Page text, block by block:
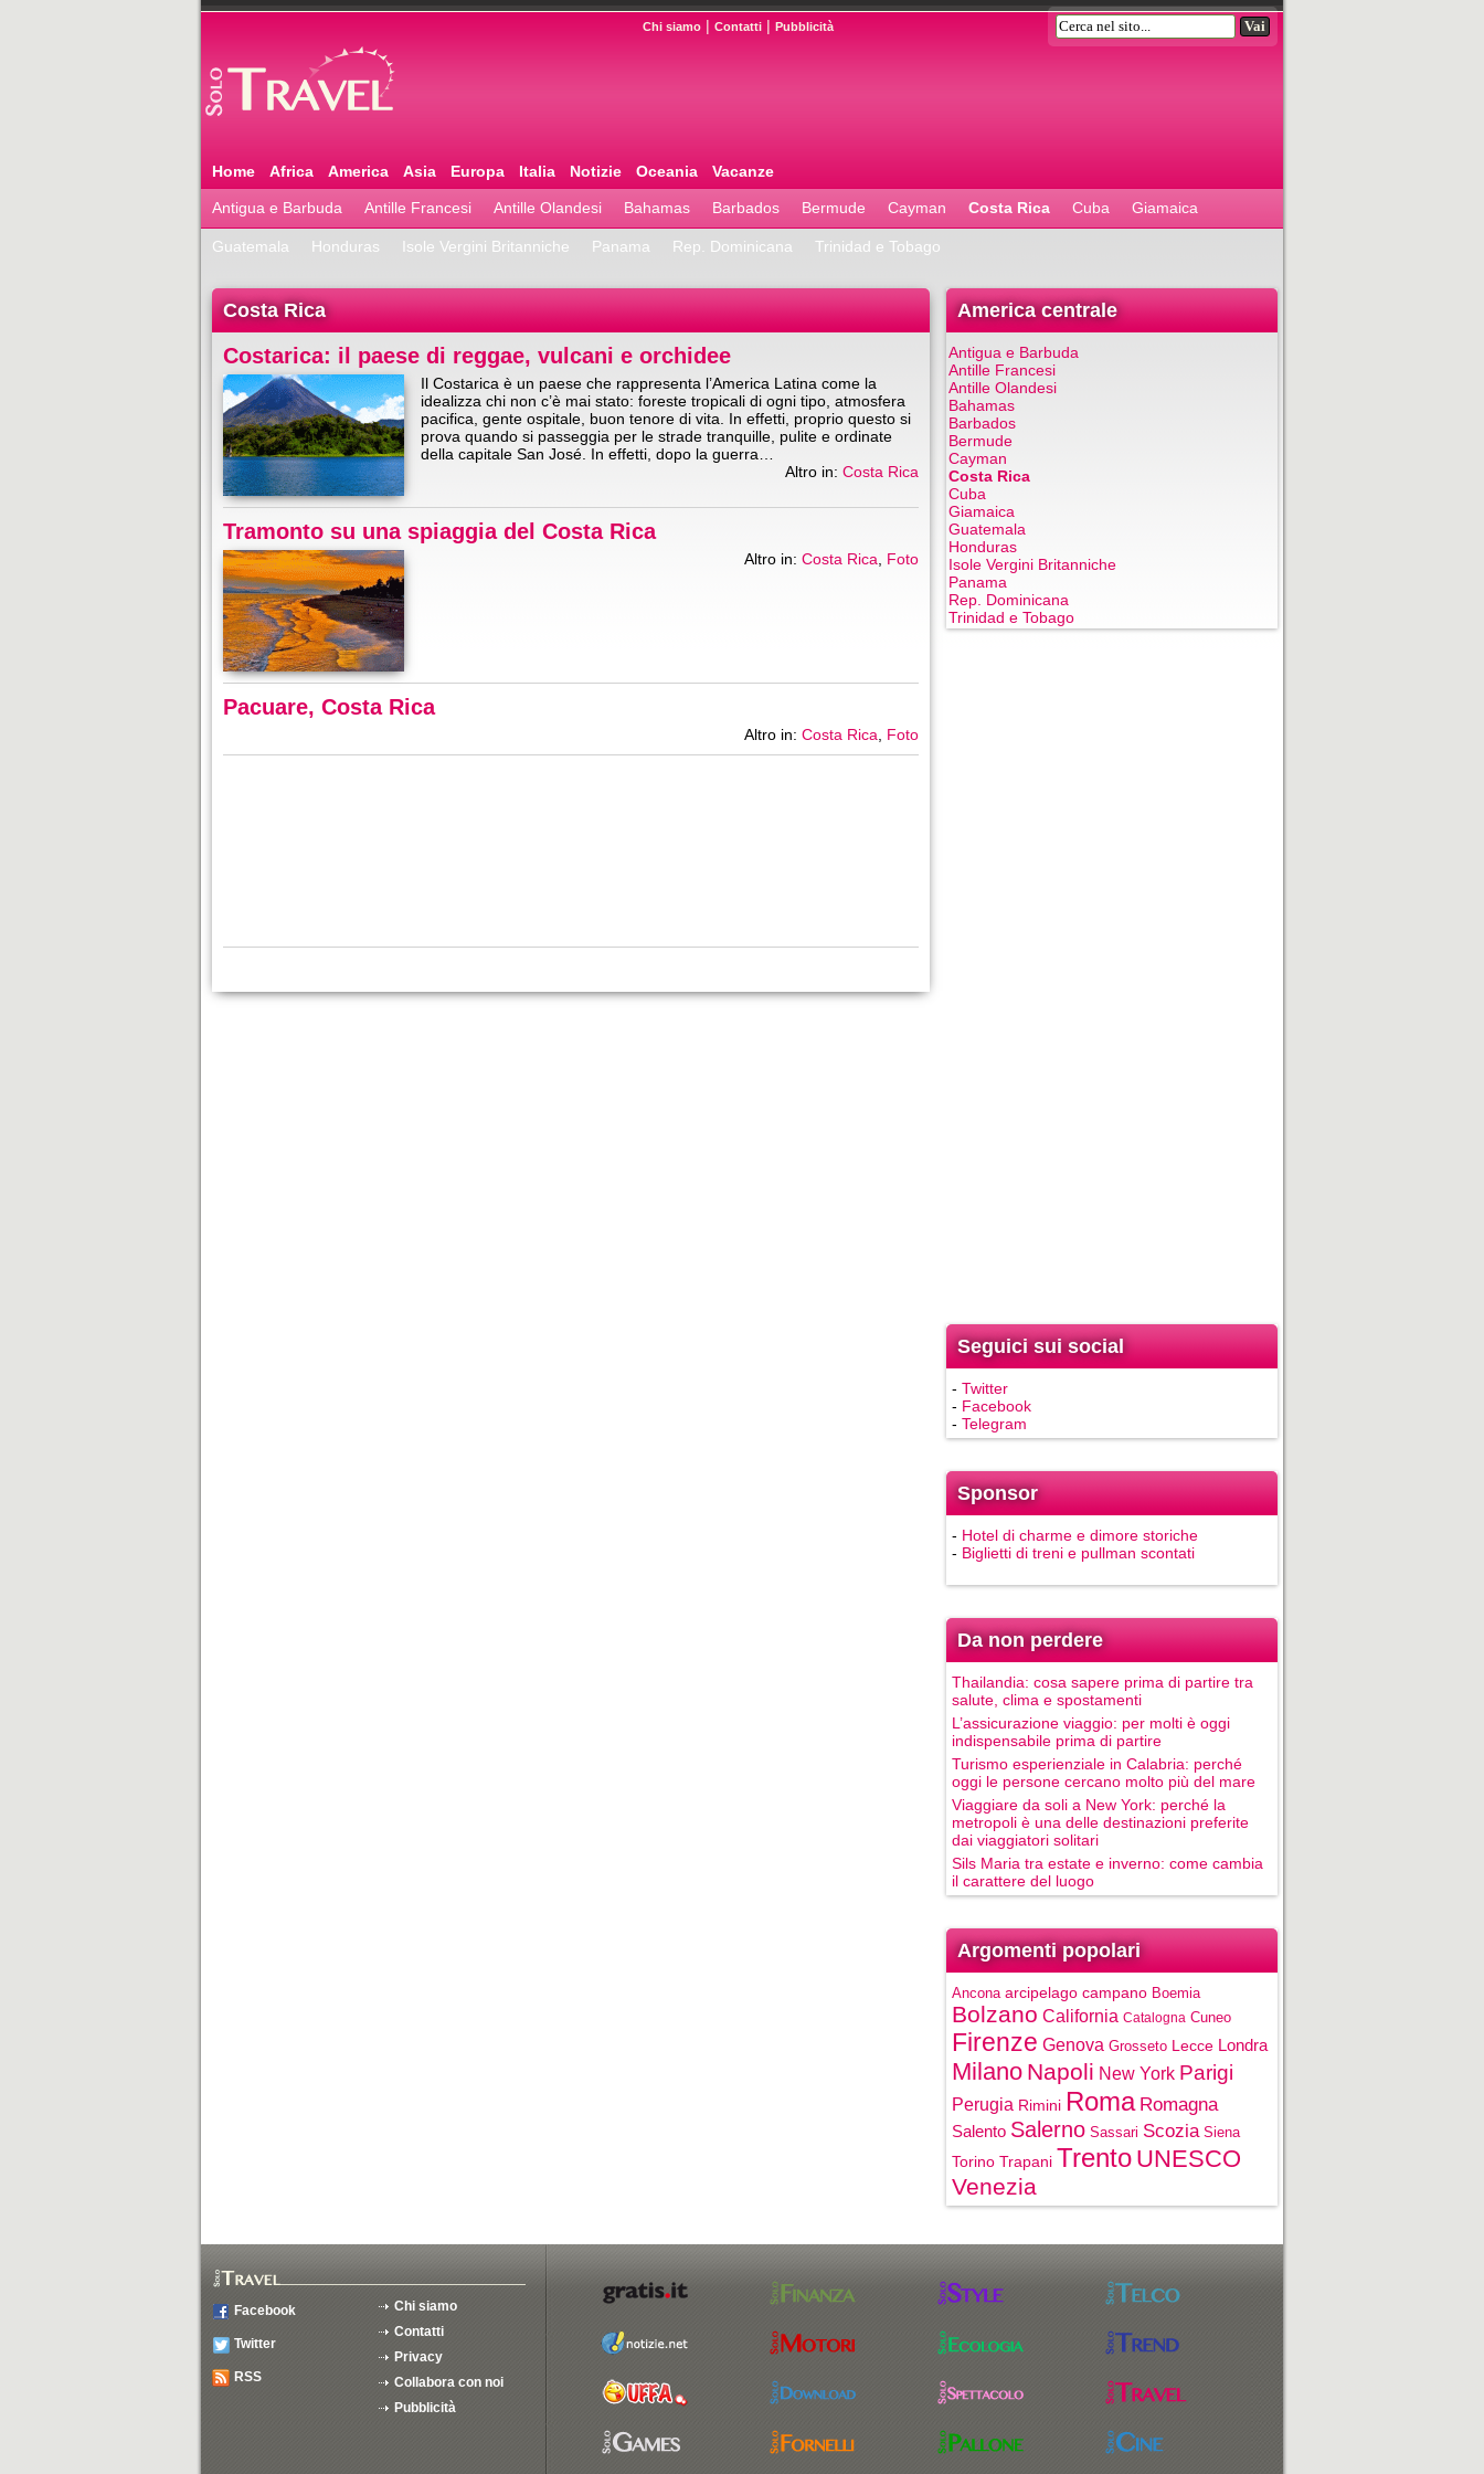
Chi siamo | Contatti | Pubblicità
Home Africa America Asia Europa Italia Notizie Oceania Vacanze
Antigua e Barbuda Antille Francesi Antille Olandesi Bahamas Barbados Bermude Cayman Costa Rica Cuba Giamaica
Guatemala Honduras Isole Vergini Britanniche Panama Rep. Dominicana Trinidad e Tobago
Costa Rica
Costarica: il paese di reggae, vulcani e orchidee
Il Costarica è un paese che rappresenta l’America Latina come la
idealizza chi non c’è mai stato: foreste tropicali di ogni tipo, atmosfera
pacifica, gente ospitale, buon tenore di vita. In effetti, proprio questo si
prova quando si passeggia per le strade tranquille, pulite e ordinate
della capitale San José. In effetti, dopo la guerra…
Altro in: Costa Rica
Tramonto su una spiaggia del Costa Rica
Altro in: Costa Rica Foto
Pacuare, Costa Rica
Altro in: Costa Rica Foto
America centrale
Antigua e Barbuda
Antille Francesi
Antille Olandesi
Bahamas
Barbados
Bermude
Cayman
Costa Rica
Cuba
Giamaica
Guatemala
Honduras
Isole Vergini Britanniche
Panama
Rep. Dominicana
Trinidad e Tobago
Seguici sui social
- Twitter
- Facebook
- Telegram
Sponsor
- Hotel di charme e dimore storiche
- Biglietti di treni e pullman scontati
Da non perdere
Thailandia: cosa sapere prima di partire tra
salute, clima e spostamenti
L’assicurazione viaggio: per molti è oggi
indispensabile prima di partire
Turismo esperienziale in Calabria: perché
oggi le persone cercano molto più del mare
Viaggiare da soli a New York: perché la
metropoli è una delle destinazioni preferite
dai viaggiatori solitari
Sils Maria tra estate e inverno: come cambia
il carattere del luogo
Argomenti popolari
Ancona arcipelago campano Boemia
Bolzano California Catalogna Cuneo
Firenze Genova Grosseto Lecce Londra
Milano Napoli New York Parigi
Perugia Rimini Roma Romagna
Salento Salerno Sassari Scozia Siena
Torino Trapani Trento UNESCO
Venezia
Facebook
Twitter
RSS
Chi siamo
Contatti
Privacy
Collabora con noi
Pubblicità